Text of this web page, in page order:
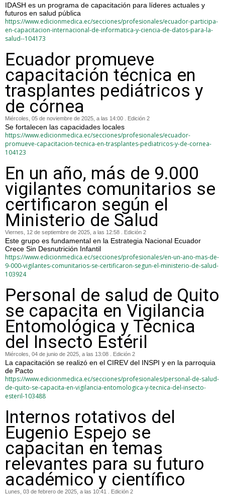
IDASH es un programa de capacitación para líderes actuales y
futuros en salud pública
https://www.edicionmedica.ec/secciones/profesionales/ecuador-participa-
en-capacitacion-internacional-de-informatica-y-ciencia-de-datos-para-la-
salud--104173
Ecuador promueve
capacitación técnica en
trasplantes pediátricos y
de córnea
Miércoles, 05 de noviembre de 2025, a las 14:00 . Edición 2
Se fortalecen las capacidades locales
https://www.edicionmedica.ec/secciones/profesionales/ecuador-
promueve-capacitacion-tecnica-en-trasplantes-pediatricos-y-de-cornea-
104123
En un año, más de 9.000
vigilantes comunitarios se
certificaron según el
Ministerio de Salud
Viernes, 12 de septiembre de 2025, a las 12:58 . Edición 2
Este grupo es fundamental en la Estrategia Nacional Ecuador
Crece Sin Desnutrición Infantil
https://www.edicionmedica.ec/secciones/profesionales/en-un-ano-mas-de-
9-000-vigilantes-comunitarios-se-certificaron-segun-el-ministerio-de-salud-
103924
Personal de salud de Quito
se capacita en Vigilancia
Entomológica y Técnica
del Insecto Estéril
Miércoles, 04 de junio de 2025, a las 13:08 . Edición 2
La capacitación se realizó en el CIREV del INSPI y en la parroquia
de Pacto
https://www.edicionmedica.ec/secciones/profesionales/personal-de-salud-
de-quito-se-capacita-en-vigilancia-entomologica-y-tecnica-del-insecto-
esteril-103488
Internos rotativos del
Eugenio Espejo se
capacitan en temas
relevantes para su futuro
académico y científico
Lunes, 03 de febrero de 2025, a las 10:41 . Edición 2